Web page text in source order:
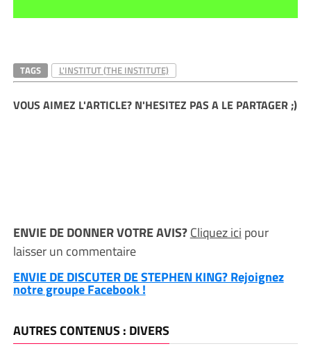
TAGS L'INSTITUT (THE INSTITUTE)
VOUS AIMEZ L'ARTICLE? N'HESITEZ PAS A LE PARTAGER ;)
ENVIE DE DONNER VOTRE AVIS?Cliquez ici pour
laisser un commentaire
ENVIE DE DISCUTER DE STEPHEN KING? Rejoignez
notre groupe Facebook !
AUTRES CONTENUS : DIVERS